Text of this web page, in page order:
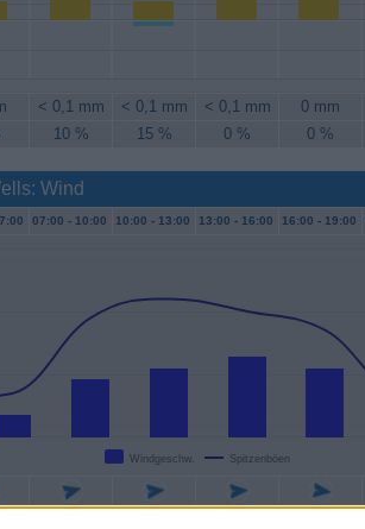
< 0,1 mm < 0,1 mm < 0,1 mm 0 mm
10 % 15 % 0 % 0 %
Wind
07:00 - 10:00 10:00 - 13:00 13:00 - 16:00 16:00 - 19:00
Windgeschw. Spitzenböen